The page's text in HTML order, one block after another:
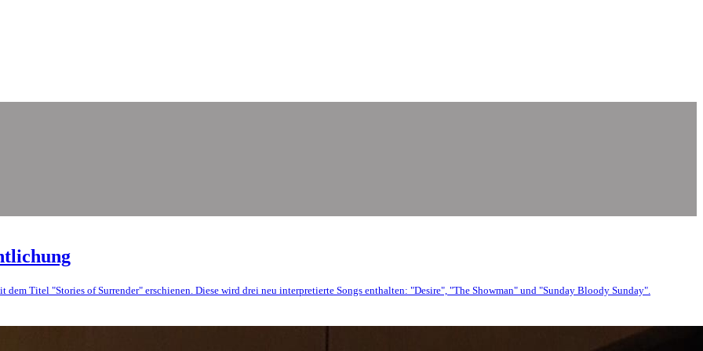
dem Titel "Stories of Surrender" erschienen. Diese wird drei neu interpretierte Songs enthalten: "Desire", "The Showman" und "Sunday Bloody Sunday".